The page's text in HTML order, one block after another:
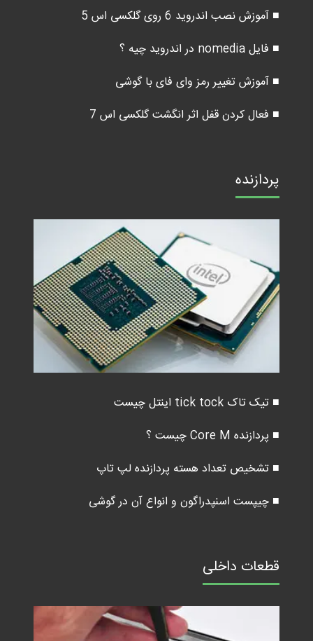
■ آموزش نصب اندروید 6 روی گلکسی اس 5
■ فایل nomedia در اندروید چیه ؟
■ آموزش تغییر رمز وای فای با گوشی
■ فعال کردن قفل اثر انگشت گلکسی اس 7
پردازنده
■ تیک تاک tick tock اینتل چیست
■ پردازنده Core M چیست ؟
■ تشخیص تعداد هسته پردازنده لپ تاپ
■ چیپست اسنپدراگون و انواع آن در گوشی
قطعات داخلی